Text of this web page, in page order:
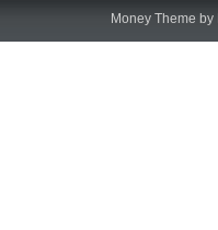
Money Theme by